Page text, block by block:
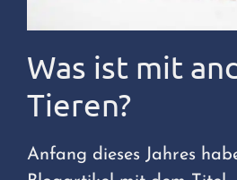
Was ist mit
Tieren?
Anfang dieses Jahres